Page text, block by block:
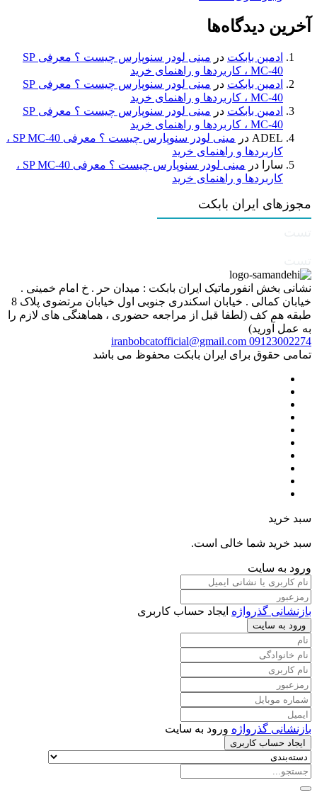
آخرین دیدگاه‌ها
ادمین بابکت در
مینی لودر سنوپارس چیست ؟ معرفی SP
MC-40 ، کاربردها و راهنمای خرید
ادمین بابکت در
مینی لودر سنوپارس چیست ؟ معرفی SP
MC-40 ، کاربردها و راهنمای خرید
ادمین بابکت در
مینی لودر سنوپارس چیست ؟ معرفی SP
MC-40 ، کاربردها و راهنمای خرید
ADEL در
مینی لودر سنوپارس چیست ؟ معرفی SP MC-40 ،
کاربردها و راهنمای خرید
سارا
در
مینی لودر سنوپارس چیست ؟ معرفی SP MC-40 ،
کاربردها و راهنمای خرید
مجوزهای ایران بابکت
نشانی بخش انفورماتیک ایران بابکت : میدان حر . خ امام خمینی .
خیابان کمالی . خیابان اسکندری جنوبی اول خیابان مرتضوی پلاک 8
طبقه هم کف (لطفا قبل از مراجعه حضوری ، هماهنگی های لازم را
به عمل آورید)
09123002274
iranbobcatofficial@gmail.com
تمامی حقوق برای ایران بابکت محفوظ می باشد
سبد خرید
سبد خرید شما خالی است.
ورود به سایت
بازنشانی گذرواژه ایجاد حساب کاربری
ورود به سایت
بازنشانی گذرواژه ورود به سایت
ایجاد حساب کاربری